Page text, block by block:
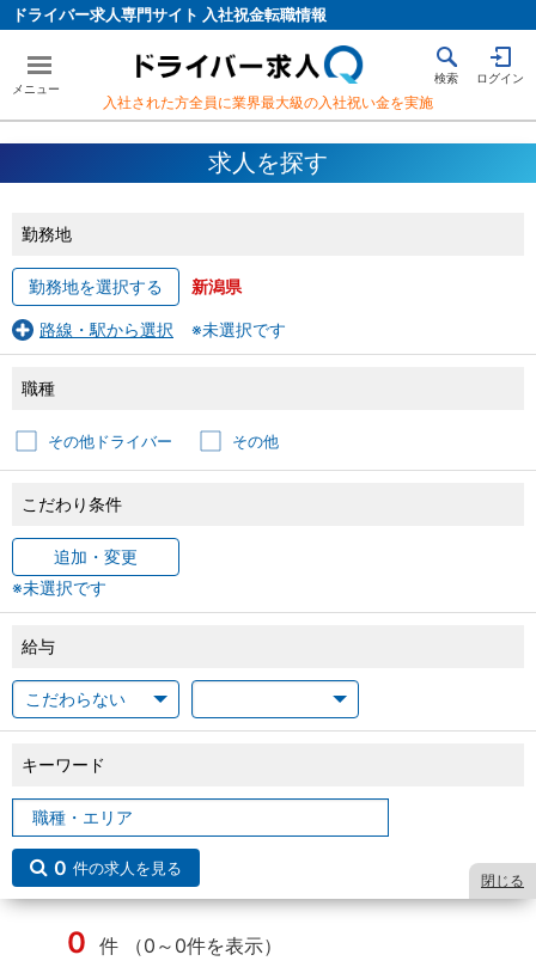
ドライバー求人専門サイト 入社祝金転職情報
検索 ログイン
入社された方全員に業界最大級の入社祝い金を実施
求人を探す
勤務地
勤務地を選択する 新潟県
路線・駅から選択 ※未選択です
職種
その他ドライバー その他
こだわり条件
追加・変更
※未選択です
給与
キーワード
0 件の求人を見る
閉じる
0 件 （0～0件を表示）